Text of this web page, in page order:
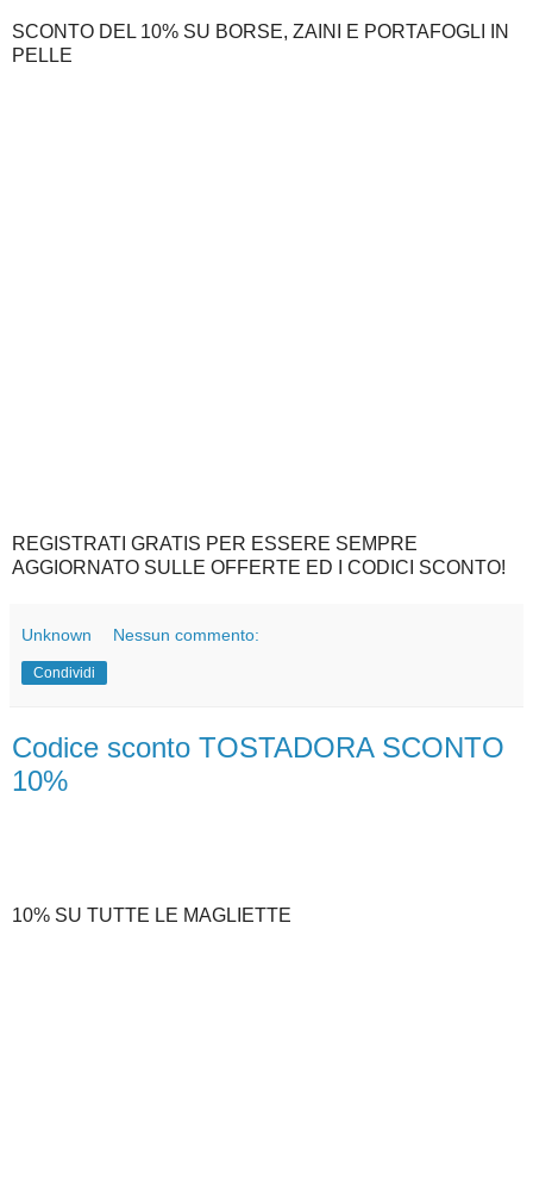
SCONTO DEL 10% SU BORSE, ZAINI E PORTAFOGLI IN
PELLE
REGISTRATI GRATIS PER ESSERE SEMPRE
AGGIORNATO SULLE OFFERTE ED I CODICI SCONTO!
Unknown Nessun commento:
Condividi
Codice sconto TOSTADORA SCONTO
10%
10% SU TUTTE LE MAGLIETTE